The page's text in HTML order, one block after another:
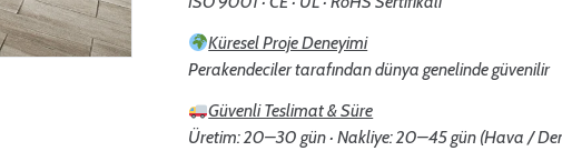
Küresel Proje Deneyimi
Perakendeciler tarafından dünya genelinde güvenilir
Güvenli Teslimat & Süre
Üretim: 20–30 gün · Nakliye: 20–45 gün (Hava /